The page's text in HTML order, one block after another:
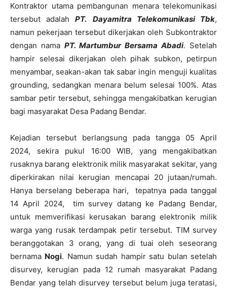
Kontraktor utama pembangunan menara telekomunikasi
tersebut adalahPT. Dayamitra Telekomunikasi Tbk,
namun pekerjaan tersebut dikerjakan oleh Subkontraktor
dengan nama PT. Martumbur Bersama Abadi. Setelah
hampir selesai dikerjakan oleh pihak subkon, petirpun
menyambar, seakan-akan tak sabar ingin menguji kualitas
grounding, sedangkan menara belum selesai 100%. Atas
sambar petir tersebut, sehingga mengakibatkan kerugian
bagi masyarakat Desa Padang Bendar.
Kejadian tersebut berlangsung pada tangga 05 April
2024, sekira pukul 16:00 WIB, yang mengakibatkan
rusaknya barang elektronik milik masyarakat sekitar, yang
diperkirakan nilai kerugian mencapai 20 jutaan/rumah.
Hanya berselang beberapa hari, tepatnya pada tanggal
14 April 2024, tim survey datang ke Padang Bendar,
untuk memverifikasi kerusakan barang elektronik milik
warga yang rusak terdampak petir tersebut. TIM survey
beranggotakan 3 orang, yang di tuai oleh seseorang
bernama Nogi. Namun sudah hampir satu bulan setelah
disurvey, kerugian pada 12 rumah masyarakat Padang
Bendar yang telah disurvey tersebut belum juga teratasi,